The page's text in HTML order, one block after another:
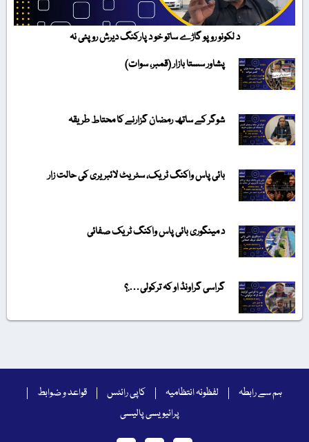
د لکونو روپو گاڑے ساتو خو د پارکنگ دیرش روپئی نہ
پشاور سستا بازار (قمبر، سوات)
شوگر کے ساتھ رمضان گزارنے کا محتاط طریقہ
بائی پاس واکنگ ٹریک، سٹریٹ لائبریری کی حالت زار
د مینگوری بائی پاس واکنگ ٹریک صفائی
گراسی گراونڈ او کہ ترکولی….؟
ہم سے رابطہ لفظونہ انتظامیہ کاپی رائٹس
قواعد و ضوابط
پرائیویسی پالیسی